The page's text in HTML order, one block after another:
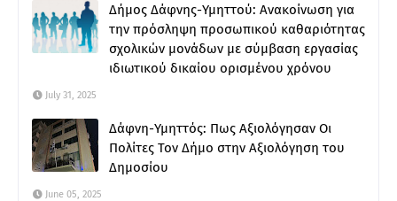
Δήμος Δάφνης-Υμηττού: Ανακοίνωση για
την πρόσληψη προσωπικού καθαριότητας
σχολικών μονάδων με σύμβαση εργασίας
ιδιωτικού δικαίου ορισμένου χρόνου
July 31, 2025
Δάφνη-Υμηττός: Πως Αξιολόγησαν Οι
Πολίτες Τον Δήμο στην Αξιολόγηση του
Δημοσίου
June 05, 2025